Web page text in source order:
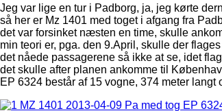
Jeg var lige en tur i Padborg, ja, jeg kørte
så her er Mz 1401 med toget i afgang fra
det var forsinket næsten en time, skulle
min teori er, pga. den 9.April, skulle der
det nåede passagerene så ikke at se, idet
det skulle after planen ankomme til
EP 6324 består af 15 vogne, 374 meter